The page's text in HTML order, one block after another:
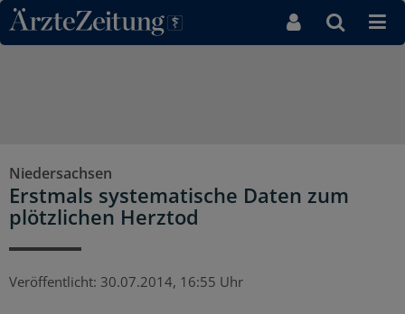
Direkt zum Inhaltsbereich
Niedersachsen
Erstmals systematische Daten zum
plötzlichen Herztod
Veröffentlicht: 30.07.2014, 16:55 Uhr